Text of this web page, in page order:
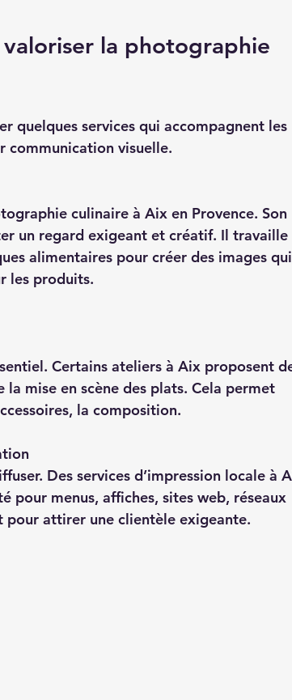
la photographie
quelques services qui accompagnent les
communication visuelle.
un regard exigeant et créatif. Il travaille
alimentaires pour créer des images qui
les produits.
mise en scène des plats. Cela permet
la composition.
pour menus, affiches, sites web, réseaux
pour attirer une clientèle exigeante.